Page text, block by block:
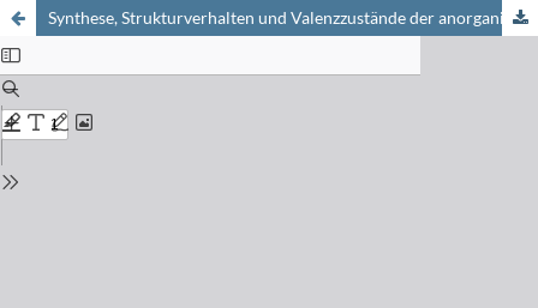
Synthese, Strukturverhalten und Valenzzustände der anorganischen Materie im Bereich hoher und höchster Drucke